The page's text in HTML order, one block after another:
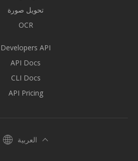
تحويل صورة
OCR
Developers API
API Docs
CLI Docs
API Pricing
العربية